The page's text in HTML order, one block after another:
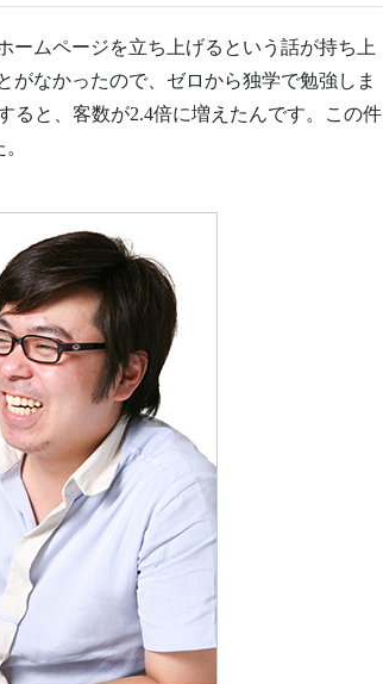
ームページを立ち上げるという話が持ち上
なかったので、ゼロから独学で勉強しま
ると、客数が2.4倍に増えたんです。この件